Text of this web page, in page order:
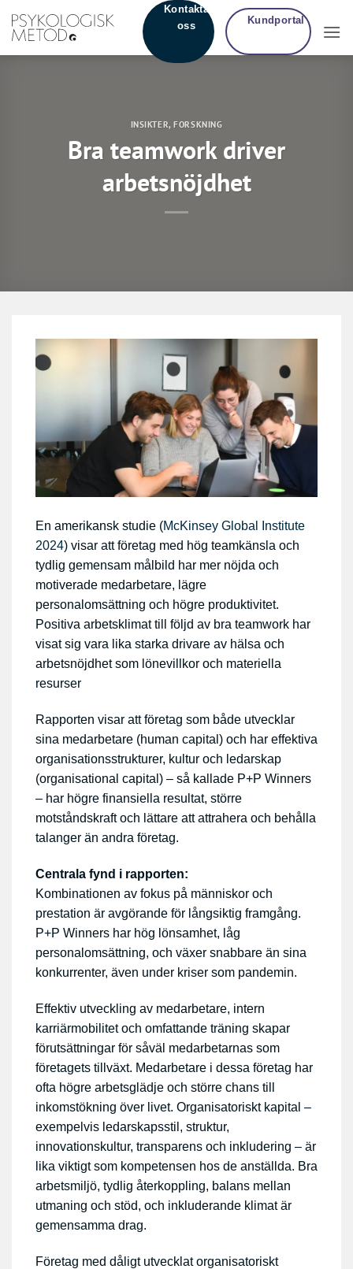
Kontakta
oss
Kundportal
INSIKTER,FORSKNING
Bra teamwork driver
arbetsnöjdhet
En amerikansk studie (McKinsey Global Institute
2024) visar att företag med hög teamkänsla och
tydlig gemensam målbild har mer nöjda och
motiverade medarbetare, lägre
personalomsättning och högre produktivitet.
Positiva arbetsklimat till följd av bra teamwork har
visat sig vara lika starka drivare av hälsa och
arbetsnöjdhet som lönevillkor och materiella
resurser
Rapporten visar att företag som både utvecklar
sina medarbetare (human capital) och har effektiva
organisationsstrukturer, kultur och ledarskap
(organisational capital) – så kallade P+P Winners
– har högre finansiella resultat, större
motståndskraft och lättare att attrahera och behålla
talanger än andra företag.
Centrala fynd i rapporten:
Kombinationen av fokus på människor och
prestation är avgörande för långsiktig framgång.
P+P Winners har hög lönsamhet, låg
personalomsättning, och växer snabbare än sina
konkurrenter, även under kriser som pandemin.
Effektiv utveckling av medarbetare, intern
karriärmobilitet och omfattande träning skapar
förutsättningar för såväl medarbetarnas som
företagets tillväxt. Medarbetare i dessa företag har
ofta högre arbetsglädje och större chans till
inkomstökning över livet. Organisatoriskt kapital –
exempelvis ledarskapsstil, struktur,
innovationskultur, transparens och inkludering – är
lika viktigt som kompetensen hos de anställda. Bra
arbetsmiljö, tydlig återkoppling, balans mellan
utmaning och stöd, och inkluderande klimat är
gemensamma drag.
Företag med dåligt utvecklat organisatoriskt